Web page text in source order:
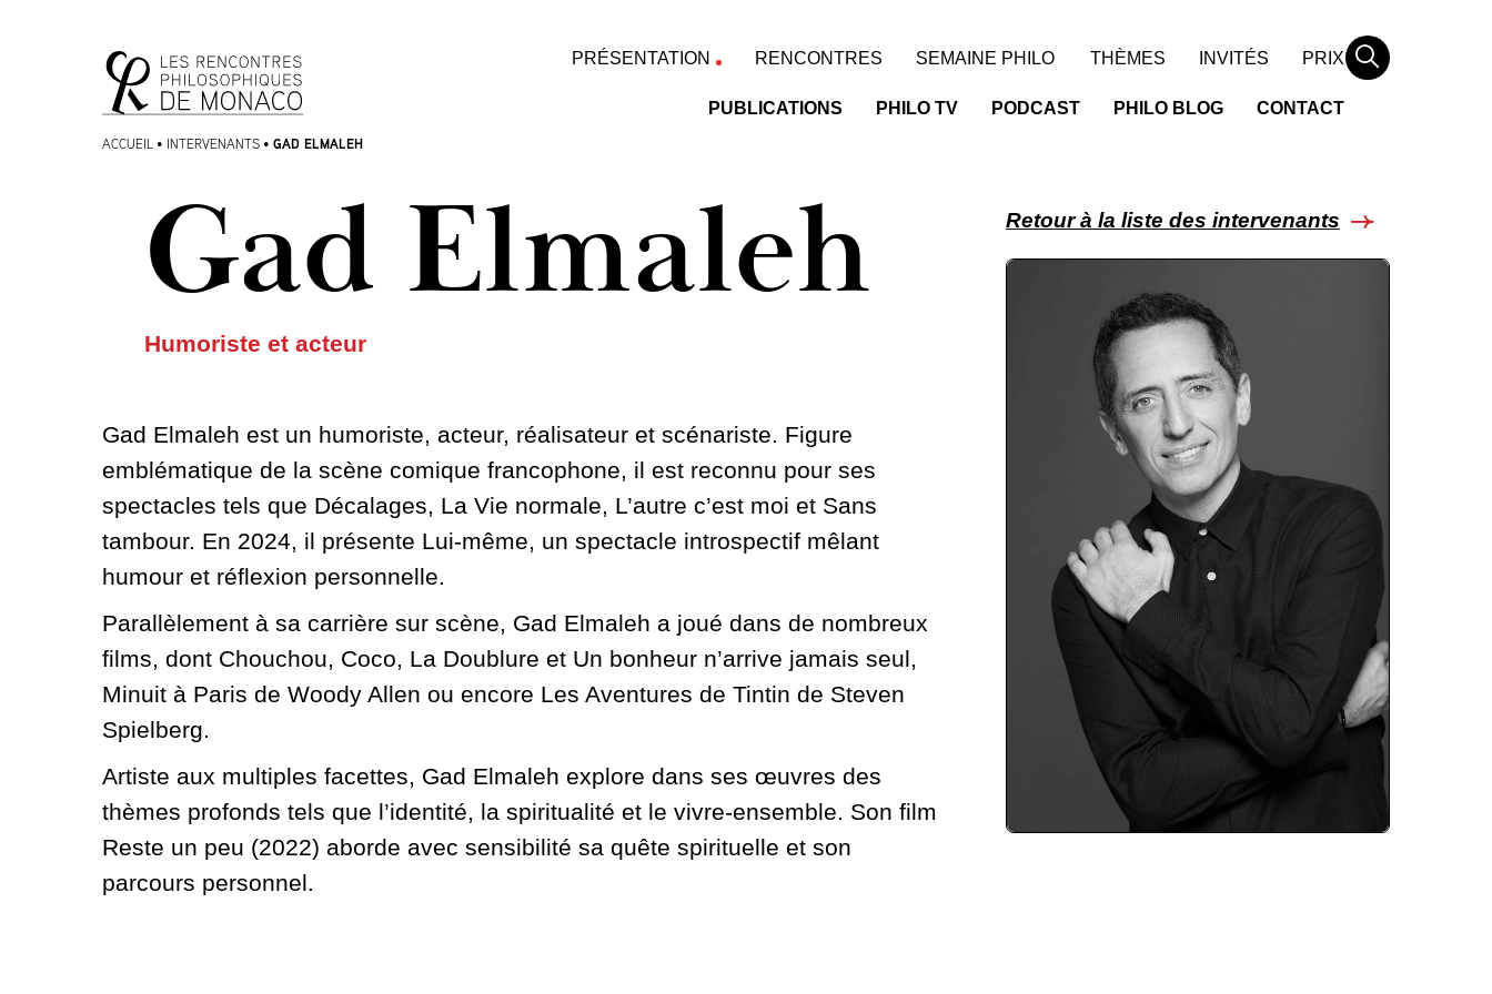
contenu
PRÉSENTATION RENCONTRES SEMAINE PHILO THÈMES INVITÉS PRIX
PUBLICATIONS PHILO TV PODCAST PHILO BLOG CONTACT
Rechercher
ACCUEIL • INTERVENANTS • GAD ELMALEH
Gad Elmaleh
Humoriste et acteur
Gad Elmaleh est un humoriste, acteur, réalisateur et scénariste. Figure
emblématique de la scène comique francophone, il est reconnu pour ses
spectacles tels que Décalages, La Vie normale, L’autre c’est moi et Sans
tambour. En 2024, il présente Lui-même, un spectacle introspectif mêlant
humour et réflexion personnelle.​
Parallèlement à sa carrière sur scène, Gad Elmaleh a joué dans de nombreux
films, dont Chouchou, Coco, La Doublure et Un bonheur n’arrive jamais seul,
Minuit à Paris de Woody Allen ou encore Les Aventures de Tintin de Steven
Spielberg.​
Artiste aux multiples facettes, Gad Elmaleh explore dans ses œuvres des
thèmes profonds tels que l’identité, la spiritualité et le vivre-ensemble. Son film
Reste un peu (2022) aborde avec sensibilité sa quête spirituelle et son
parcours personnel.​
Retour à la liste des intervenants